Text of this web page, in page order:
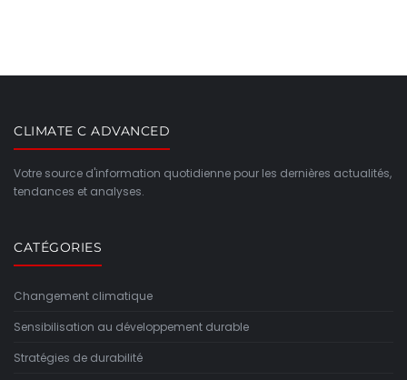
CLIMATE C ADVANCED
Votre source d'information quotidienne pour les dernières actualités,
tendances et analyses.
CATÉGORIES
Changement climatique
Sensibilisation au développement durable
Stratégies de durabilité